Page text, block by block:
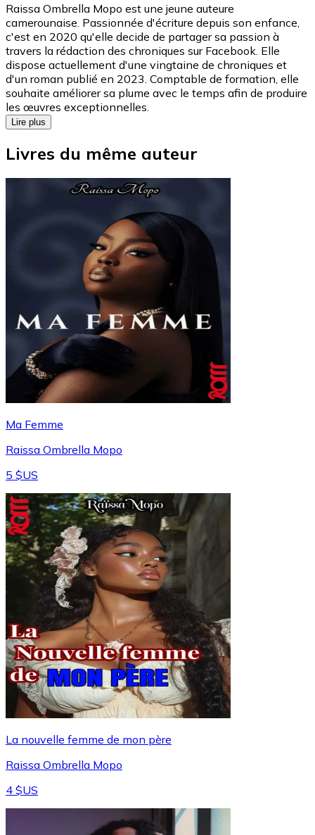
Raissa Ombrella Mopo est une jeune auteure
camerounaise. Passionnée d'écriture depuis son enfance,
c'est en 2020 qu'elle decide de partager sa passion à
travers la rédaction des chroniques sur Facebook. Elle
dispose actuellement d'une vingtaine de chroniques et
d'un roman publié en 2023. Comptable de formation, elle
souhaite améliorer sa plume avec le temps afin de produire
les œuvres exceptionnelles.
Lire plus
Livres du même auteur
Ma Femme
Raissa Ombrella Mopo
5 $US
La nouvelle femme de mon père
Raissa Ombrella Mopo
4 $US